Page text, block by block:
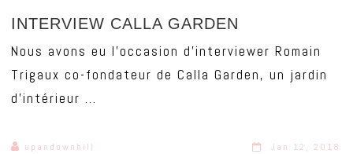
INTERVIEW CALLA GARDEN
Nous avons eu l'occasion d'interviewer Romain
Trigaux co-fondateur de Calla Garden, un jardin
d'intérieur ...
upandownhill Jan 12, 2018